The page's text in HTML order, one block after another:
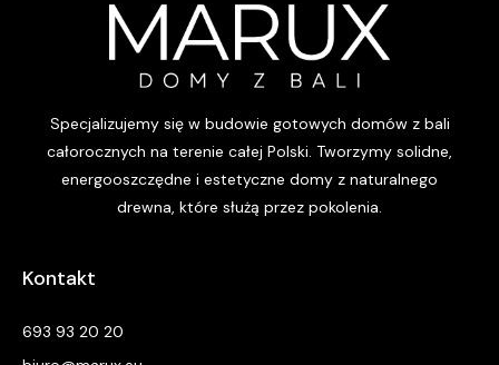
Specjalizujemy się w budowie gotowych domów z bali
całorocznych na terenie całej Polski. Tworzymy solidne,
energooszczędne i estetyczne domy z naturalnego
drewna, które służą przez pokolenia.
Kontakt
693 93 20 20